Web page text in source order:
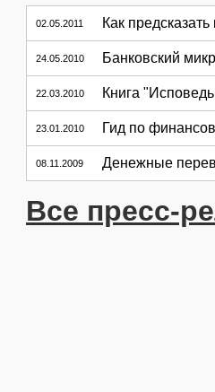
02.05.2011 Как
24.05.2010 Банковский
22.03.2010 Книга
23.01.2010 Гид по
08.11.2009 Денежные
Все пресс-